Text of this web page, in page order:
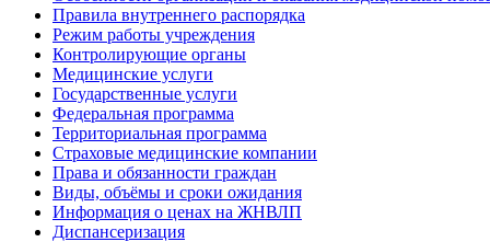
Правила внутреннего распорядка
Режим работы учреждения
Контролирующие органы
Медицинские услуги
Государственные услуги
Федеральная программа
Территориальная программа
Страховые медицинские компании
Права и обязанности граждан
Виды, объёмы и сроки ожидания
Информация о ценах на ЖНВЛП
Диспансеризация